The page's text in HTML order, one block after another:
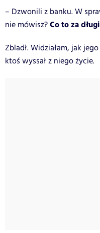
– Dzwonili z banku. W
nie mówisz?Co to za
Zbladł. Widziałam, jak
ktoś wyssał z niego życie.